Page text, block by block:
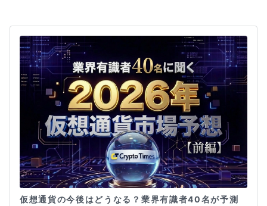
仮想通貨の今後はどうなる？業界有識者40名が予測